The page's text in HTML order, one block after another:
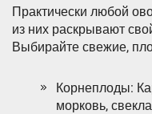
Практически любой
из них раскрывают
Выбирайте свежие,
Корнеплоды:
морковь,